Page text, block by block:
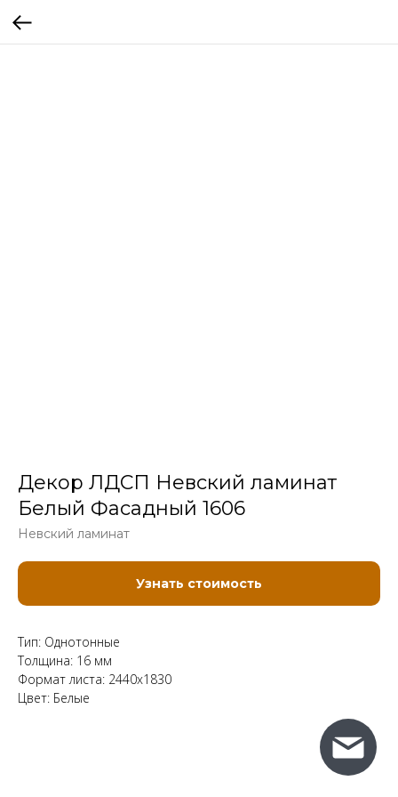
Декор ЛДСП Невский ламинат
Белый Фасадный 1606
Невский ламинат
Узнать стоимость
Тип: Однотонные
Толщина: 16 мм
Формат листа: 2440x1830
Цвет: Белые